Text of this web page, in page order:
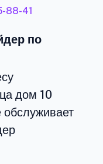
88-41
по
дом 10
обслуживает